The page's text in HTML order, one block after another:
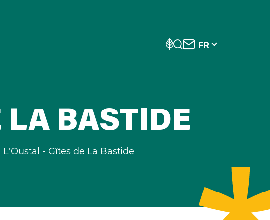
FR
LA BASTIDE
L'Oustal - Gîtes de La Bastide